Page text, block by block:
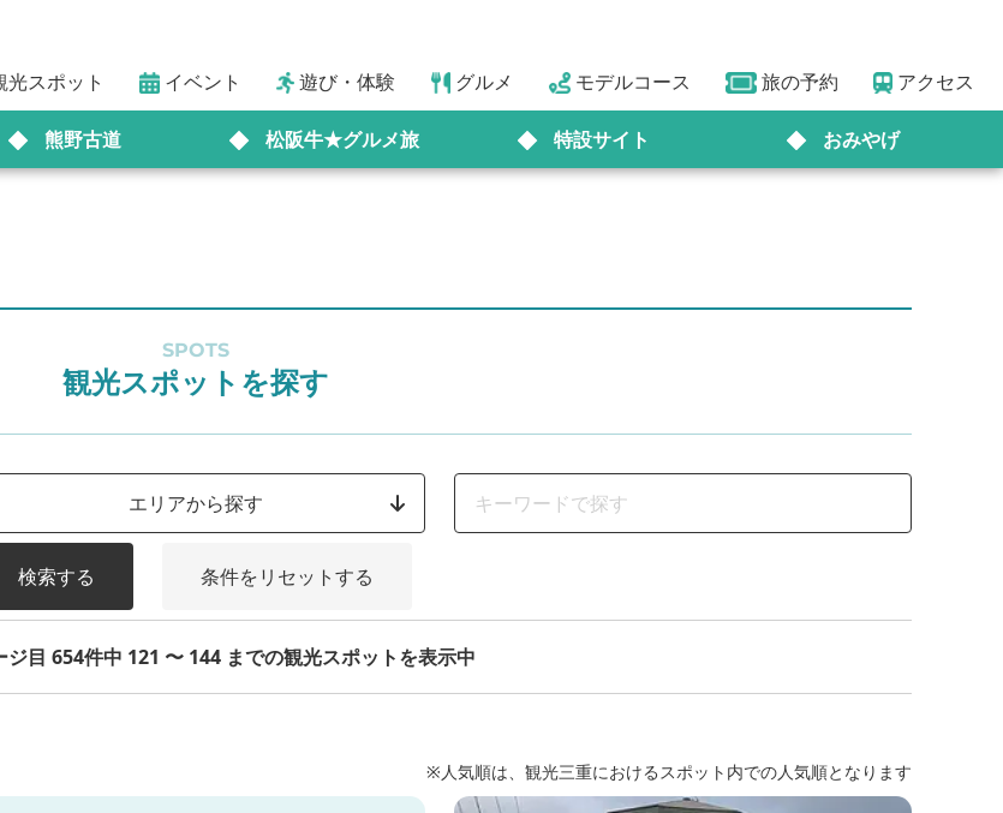
光スポット イベント 遊び・体験 グルメ モデルコース 旅の予約 アクセス
熊野古道 松阪牛★グルメ旅 特設サイト おみやげ
SPOTS
観光スポットを探す
エリアから探す
検索する 条件をリセットする
ジ目 654件中 121 〜 144 までの観光スポットを表示中
※人気順は、観光三重におけるスポット内での人気順となります